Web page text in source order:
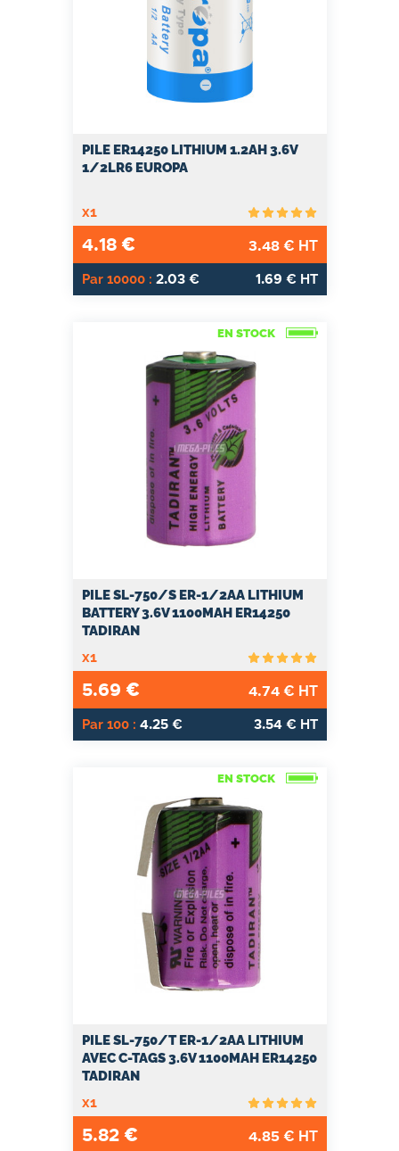
PILE ER14250 LITHIUM 1.2AH 3.6V
1/2LR6 EUROPA
x1
4.18€ 3.48€ HT
Par 10000 : 2.03€ 1.69 € HT
EN STOCK
PILE SL-750/S ER-1/2AA LITHIUM
BATTERY 3.6V 1100MAH ER14250
TADIRAN
x1
5.69 € 4.74€ HT
Par 100 : 4.25€ 3.54€ HT
EN STOCK
PILE SL-750/T ER-1/2AA LITHIUM
AVEC C-TAGS 3.6V 1100MAH ER14250
TADIRAN
x1
5.82€ 4.85€ HT